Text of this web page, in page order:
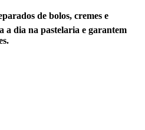
de bolos, cremes e
a dia na pastelaria e garantem